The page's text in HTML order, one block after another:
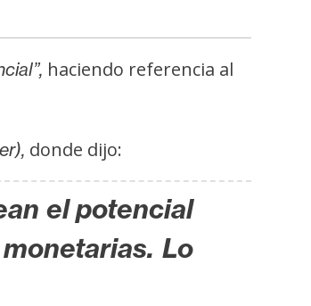
haciendo referencia al
donde dijo:
el potencial
Lo